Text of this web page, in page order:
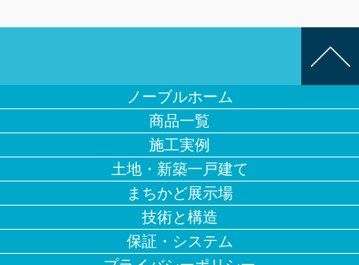
ノーブルホーム
商品一覧
施工実例
土地・新築一戸建て
まちかど展示場
技術と構造
保証・システム